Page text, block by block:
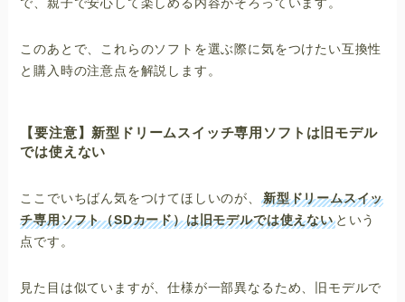
で、親子で安心して楽しめる内容がそろっています。
このあとで、これらのソフトを選ぶ際に気をつけたい互換性
と購入時の注意点を解説します。
【要注意】新型ドリームスイッチ専用ソフトは旧モデル
では使えない
ここでいちばん気をつけてほしいのが、
新型ドリームスイッ
チ専用ソフト（SDカード）は旧モデルでは使えないという
点です。
見た目は似ていますが、仕様が一部異なるため、旧モデルで